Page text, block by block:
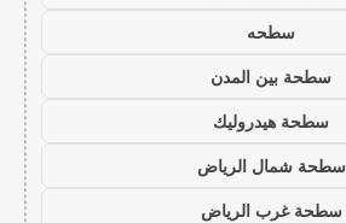
سطحه
سطحة بين المدن
سطحة هيدروليك
سطحة شمال الرياض
سطحة غرب الرياض